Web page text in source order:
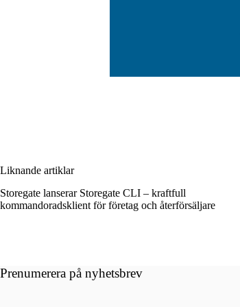
Liknande artiklar
Storegate lanserar Storegate CLI – kraftfull
kommandoradsklient för företag och återförsäljare
Prenumerera på nyhetsbrev